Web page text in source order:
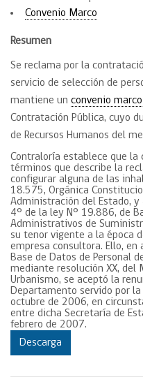
Convenio Marco
Resumen
Se reclama por la
servicio de selección de
mantiene un convenio marco
Contratación Pública, cuyo
de Recursos Humanos del
Contraloría establece que la
términos que describe la
configurar alguna de las
18.575, Orgánica
Administración del Estado,
4° de la ley N° 19.886, de
Administrativos de
su tenor vigente a la época
empresa consultora. Ello,
Base de Datos de Personal
mediante resolución XX, del
Urbanismo, se aceptó la
Departamento servido por
octubre de 2006, en
entre dicha Secretaría de
febrero de 2007.
Descarga